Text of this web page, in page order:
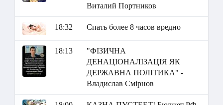
Виталий Портников
18:32 Спать более 8 часов вредно
18:13
"ФІЗИЧНА
ДЕНАЦІОНАЛІЗАЦІЯ ЯК
ДЕРЖАВНА ПОЛІТИКА" -
Владислав Смірнов